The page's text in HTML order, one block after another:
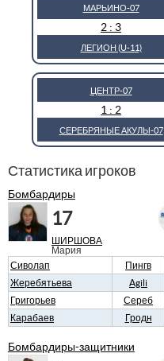
МАРЬИНО-07
2 : 3
ЛЕГИОН (U-11)
ЦЕНТР-07
1 : 2
СЕРЕБРЯНЫЕ АКУЛЫ-07
Статистика игроков
Бомбардиры
17
ШИРШОВА
Мария
Сиволап
Пингв
Жеребятьева
Agili
Григорьев
Сереб
Карабаев
Гродн
Бомбардиры-защитники